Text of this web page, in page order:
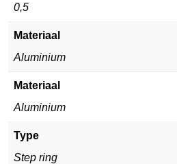
0,5
Materiaal
Aluminium
Materiaal
Aluminium
Type
Step ring